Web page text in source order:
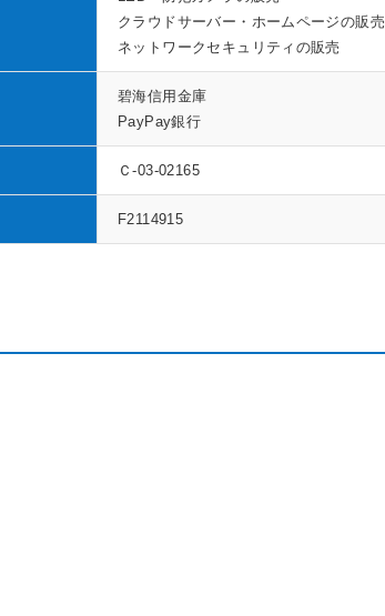
クラウドサーバー・ホームページの販売
ネットワークセキュリティの販売
碧海信用金庫
PayPay銀行
Ｃ-03-02165
F2114915